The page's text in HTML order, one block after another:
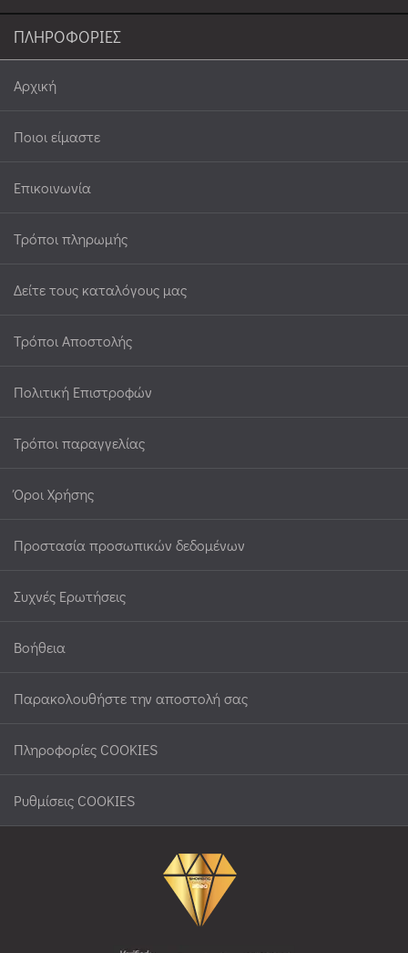
ΠΛΗΡΟΦΟΡΙΕΣ
Αρχική
Ποιοι είμαστε
Επικοινωνία
Τρόποι πληρωμής
Δείτε τους καταλόγους μας
Τρόποι Αποστολής
Πολιτική Επιστροφών
Τρόποι παραγγελίας
Όροι Χρήσης
Προστασία προσωπικών δεδομένων
Συχνές Ερωτήσεις
Βοήθεια
Παρακολουθήστε την αποστολή σας
Πληροφορίες COOKIES
Ρυθμίσεις COOKIES